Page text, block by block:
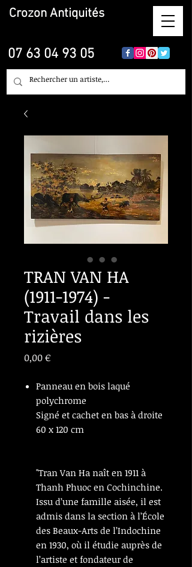
Crozon Antiquités
07 63 04 93 05
TRAN VAN HA
(1911-1974) -
Travail dans les
rizières
0,00 €Prix
Panneau en bois laqué
polychrome
Signé et cachet en bas à droite
60 x 120 cm
"Tran Van Ha naît en 1911 à
Thanh Phuoc en Cochinchine.
Issu d’une famille aisée, il est
admis dans la section à l’École
des Beaux-Arts de l’Indochine
en 1930, où il étudie auprès de
l’artiste et fondateur de